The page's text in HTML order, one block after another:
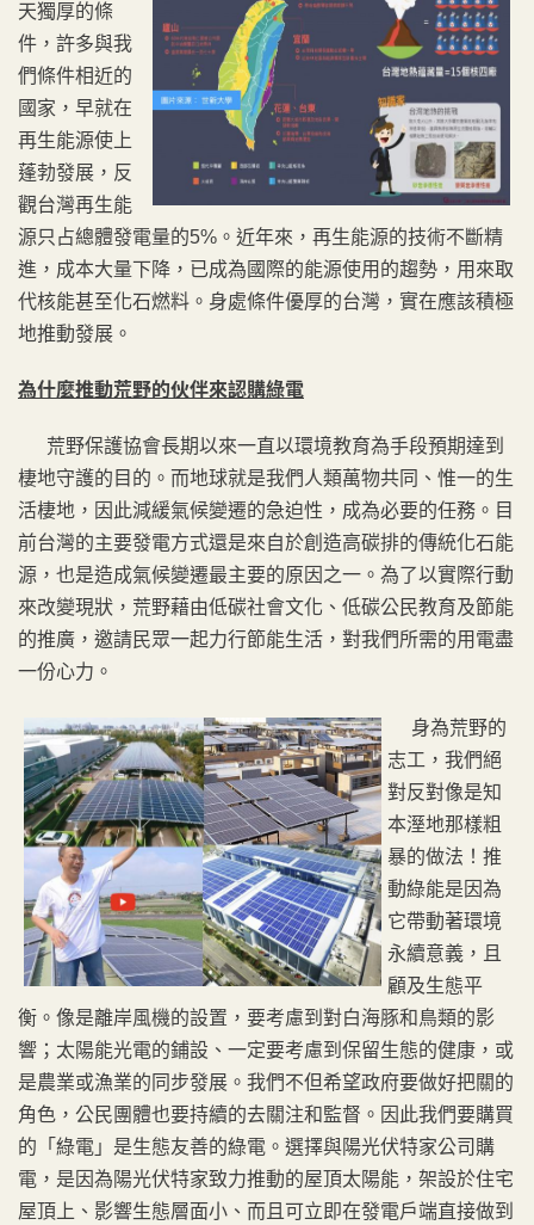
天獨厚的條
件，許多與我
們條件相近的
國家，早就在
再生能源使上
蓬勃發展，反
觀台灣再生能
源只占總體發電量的5%。近年來，再生能源的技術不斷精
進，成本大量下降，已成為國際的能源使用的趨勢，用來取
代核能甚至化石燃料。身處條件優厚的台灣，實在應該積極
地推動發展。
為什麼推動荒野的伙伴來認購綠電
荒野保護協會長期以來一直以環境教育為手段預期達到
棲地守護的目的。而地球就是我們人類萬物共同、惟一的生
活棲地，因此減緩氣候變遷的急迫性，成為必要的任務。目
前台灣的主要發電方式還是來自於創造高碳排的傳統化石能
源，也是造成氣候變遷最主要的原因之一。為了以實際行動
來改變現狀，荒野藉由低碳社會文化、低碳公民教育及節能
的推廣，邀請民眾一起力行節能生活，對我們所需的用電盡
一份心力。
身為荒野的
志工，我們絕
對反對像是知
本溼地那樣粗
暴的做法！推
動綠能是因為
它帶動著環境
永續意義，且
顧及生態平
衡。像是離岸風機的設置，要考慮到對白海豚和鳥類的影
響；太陽能光電的鋪設、一定要考慮到保留生態的健康，或
是農業或漁業的同步發展。我們不但希望政府要做好把關的
角色，公民團體也要持續的去關注和監督。因此我們要購買
的「綠電」是生態友善的綠電。選擇與陽光伏特家公司購
電，是因為陽光伏特家致力推動的屋頂太陽能，架設於住宅
屋頂上、影響生態層面小、而且可立即在發電戶端直接做到